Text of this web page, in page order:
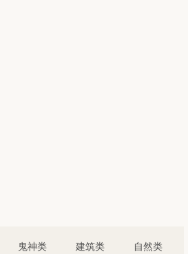
鬼神类 建筑类 自然类